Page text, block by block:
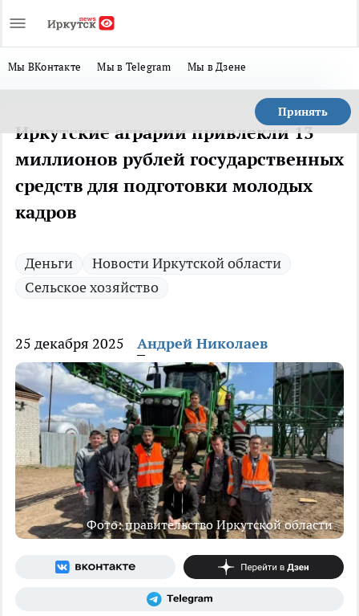
Мы ВКонтакте Мы в Telegram Мы в Дзене
Принять
Иркутские аграрии привлекли 13
миллионов рублей государственных
средств для подготовки молодых
кадров
Деньги
Новости Иркутской области
Сельское хозяйство
25 декабря 2025 Андрей Николаев
Фото: правительство Иркутской области